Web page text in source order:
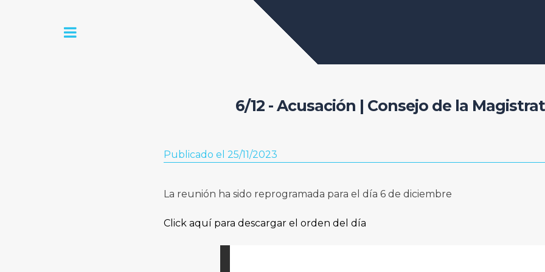
6/12 - Acusación | Consejo de la
Publicado el 25/11/2023
La reunión ha sido reprogramada para el día 6 de diciembre
Click aquí para descargar el orden del día